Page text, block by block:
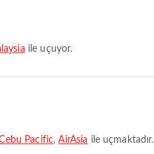
ile uçuyor.
Pacific,AirAsia ile uçmaktadır.